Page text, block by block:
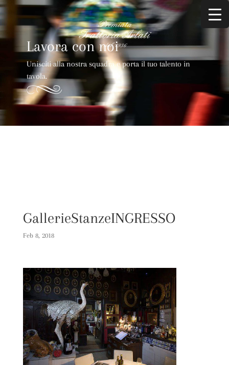
Lavora con noi
Unisciti alla nostra squadra e porta il tuo talento in
tavola.
GallerieStanzeINGRESSO
Feb 8, 2018